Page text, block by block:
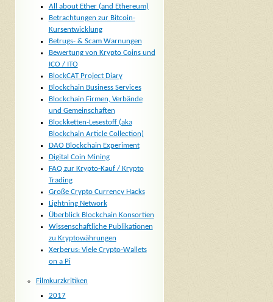
All about Ether (and Ethereum)
Betrachtungen zur Bitcoin-
Kursentwicklung
Betrugs- & Scam Warnungen
Bewertung von Krypto Coins und
ICO / ITO
BlockCAT Project Diary
Blockchain Business Services
Blockchain Firmen, Verbände
und Gemeinschaften
Blockketten-Lesestoff (aka
Blockchain Article Collection)
DAO Blockchain Experiment
Digital Coin Mining
FAQ zur Krypto-Kauf / Krypto
Trading
Große Crypto Currency Hacks
Lightning Network
Überblick Blockchain Konsortien
Wissenschaftliche Publikationen
zu Kryptowährungen
Xerberus: Viele Crypto-Wallets
on a Pi
Filmkurzkritiken
2017